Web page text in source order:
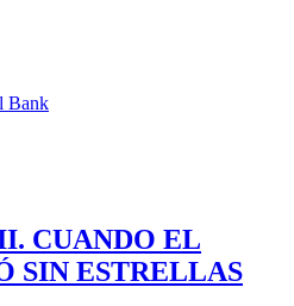
CUANDO EL
SIN ESTRELLAS